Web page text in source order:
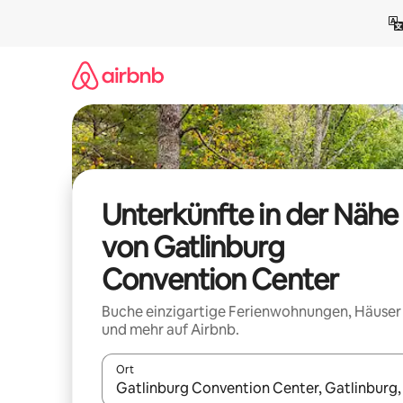
Unterkünfte in der Nähe
von Gatlinburg
Convention Center
Buche einzigartige Ferienwohnungen, Häuser
und mehr auf Airbnb.
Ort
Wenn Ergebnisse verfügbar sind, navigiere mit